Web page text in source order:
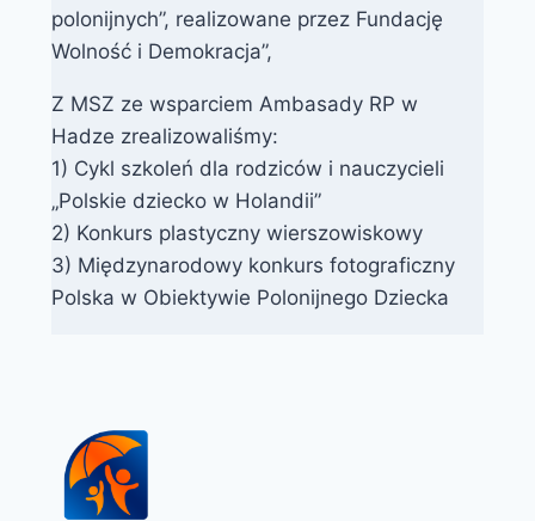
polonijnych”, realizowane przez Fundację
Wolność i Demokracja”,
Z MSZ ze wsparciem Ambasady RP w
Hadze zrealizowaliśmy:
1) Cykl szkoleń dla rodziców i nauczycieli
„Polskie dziecko w Holandii”
2) Konkurs plastyczny wierszowiskowy
3) Międzynarodowy konkurs fotograficzny
Polska w Obiektywie Polonijnego Dziecka